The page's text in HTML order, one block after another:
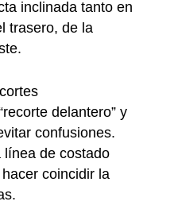
inclinada tanto en
trasero, de la
delantero” y
confusiones.
línea de costado
coincidir la